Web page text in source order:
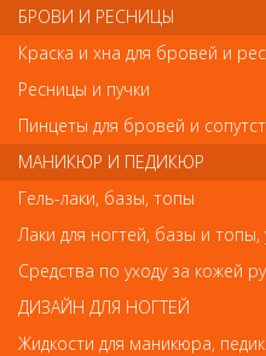
Отзывы
Ваш отзыв станет первым
Напишите свой отзыв
Комментарий
Имя
БРОВИ И РЕСНИЦЫ
Краска и хна для бровей и
Ресницы и пучки
Пинцеты для бровей и
МАНИКЮР И ПЕДИКЮР
Гель-лаки, базы, топы
Лаки для ногтей, базы и топы,
Средства по уходу за кожей
ДИЗАЙН ДЛЯ НОГТЕЙ
Жидкости для маникюра,